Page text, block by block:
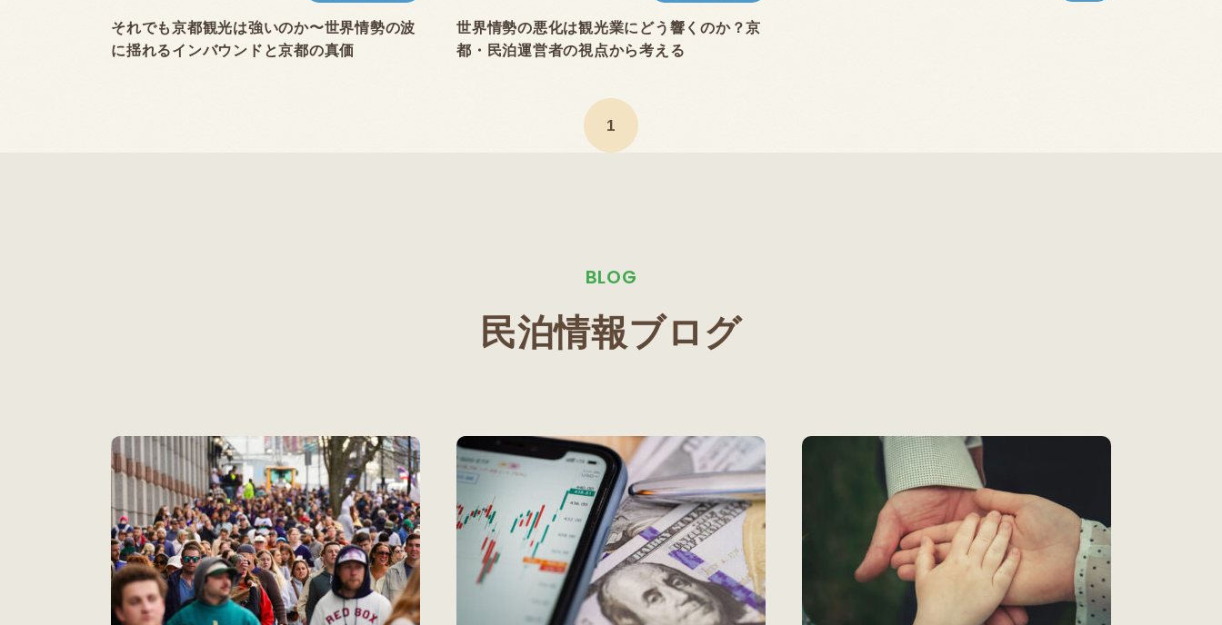
それでも京都観光は強いのか〜世界情勢の波
に揺れるインバウンドと京都の真価
世界情勢の悪化は観光業にどう響くのか？京
都・民泊運営者の視点から考える
1
BLOG
民泊情報ブログ